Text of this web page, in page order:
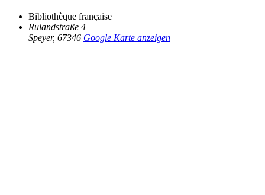
Bibliothèque française
Rulandstraße 4
Speyer, 67346 Google Karte anzeigen